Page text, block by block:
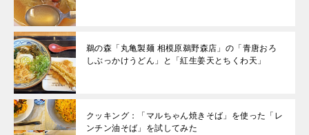
鵜の森「丸亀製麺 相模原鵜野森店」の「青唐おろ
しぶっかけうどん」と「紅生姜天とちくわ天」
クッキング：「マルちゃん焼きそば」を使った「レ
ンチン油そば」を試してみた